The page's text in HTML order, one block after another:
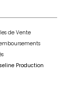
de Vente
Production